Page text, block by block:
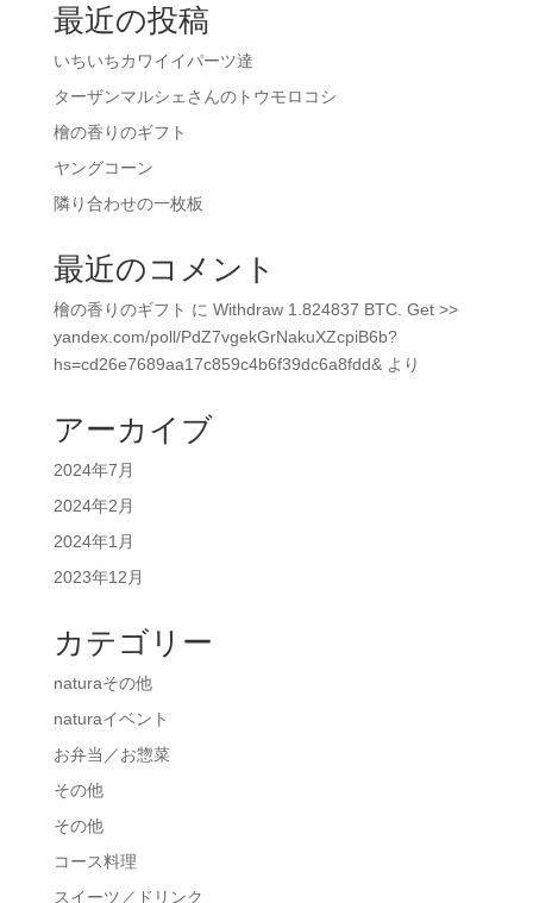
最近の投稿
いちいちカワイイパーツ達
ターザンマルシェさんのトウモロコシ
檜の香りのギフト
ヤングコーン
隣り合わせの一枚板
最近のコメント
檜の香りのギフト に Withdraw 1.824837 BTC. Get >>
yandex.com/poll/PdZ7vgekGrNakuXZcpiB6b?
hs=cd26e7689aa17c859c4b6f39dc6a8fdd&より
アーカイブ
2024年7月
2024年2月
2024年1月
2023年12月
カテゴリー
naturaその他
naturaイベント
お弁当／お惣菜
その他
その他
コース料理
スイーツ／ドリンク